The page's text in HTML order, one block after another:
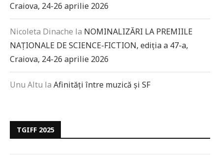
Craiova, 24-26 aprilie 2026
Nicoleta Dinache la NOMINALIZĂRI LA PREMIILE
NAȚIONALE DE SCIENCE-FICTION, ediția a 47-a,
Craiova, 24-26 aprilie 2026
Unu Altu la Afinități între muzică și SF
TGIFF 2025